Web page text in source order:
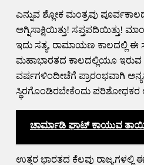
ಎನ್ನುವ ಶ್ಲೋಕ ಮಂತ್ರವು
ಅಗ್ನಿಸಾಕ್ಷಿಯಿತ್ತು! ಸಪ್ತಪದಿಯಿತ್ತು!
ಇದು ಸತ್ಯ, ರಾಮಾಯಣ ಕಾಲದಲ್ಲಿ ಈ
ಮಹಾಭಾರತದ ಕಾಲದಲ್ಲಿಯೂ ಇರುವ
ವರ್ಷಗಳಿಂದೀಚೆಗೆ ಪ್ರಾರಂಭವಾಗಿ
ಸ್ಥಿರಗೊಂಡಿರಬೇಕೆಂದು
ಚಾರ್ಮಾಡಿ ಘಾಟ್ ಕಾಯುವ ತಾಯಿ
ಉತ್ತರ ಭಾರತದ ಕೆಲವು ರಾಜ್ಯಗಳಲ್ಲಿ